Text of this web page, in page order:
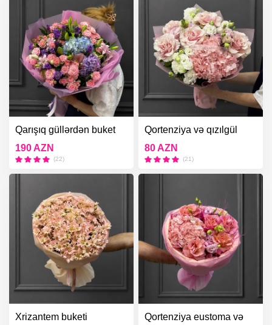
Qarışıq güllərdən buket
190 AZN
(22)
Qortenziya və qızılgül
buketi
80 AZN
(21)
Xrizantem buketi
Qortenziya eustoma və